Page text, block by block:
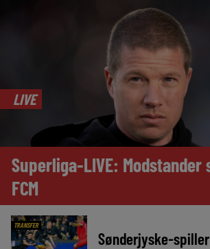
LIVE
Superliga-LIVE:
FCM
TRANSFER
Sønderjyske-